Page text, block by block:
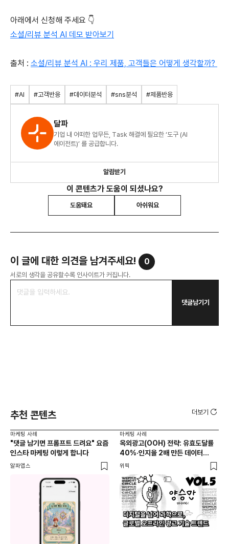
아래에서 신청해 주세요 👇
소셜/리뷰 분석 AI 데모 받아보기
출처 : 소셜/리뷰 분석 AI : 우리 제품, 고객들은 어떻게 생각할까?
#AI #고객반응 #데이터분석 #sns분석 #제품반응
달파
기업 내 어떠한 업무든, Task 해결에 필요한 ‘도구 (AI
에이전트)’ 를 공급합니다.
알림받기
이 콘텐츠가 도움이 되셨나요?
도움돼요 아쉬워요
이 글에 대한 의견을 남겨주세요! 0
서로의 생각을 공유할수록 인사이트가 커집니다.
댓글남기기
추천 콘텐츠 더보기
마케팅 사례
"댓글 남기면 프롬프트 드려요" 요즘
인스타 마케팅 이렇게 합니다
알파앱스
마케팅 사례
옥외광고(OOH) 전략: 유효도달률
40%·인지율 2배 만든 데이터
활용법 | 애드타입 양승만 이사
위픽